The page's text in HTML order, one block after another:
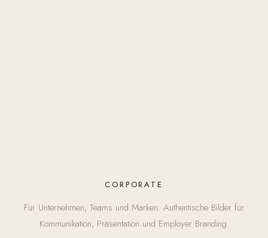
CORPORATE
Für Unternehmen, Teams und Marken. Authentische Bilder für
Kommunikation, Präsentation und Employer Branding.